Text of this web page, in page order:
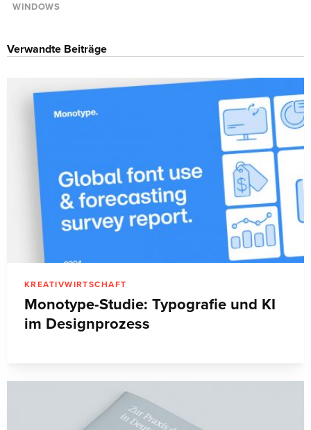
WINDOWS
Verwandte Beiträge
KREATIVWIRTSCHAFT
Monotype-Studie: Typografie und KI
im Designprozess